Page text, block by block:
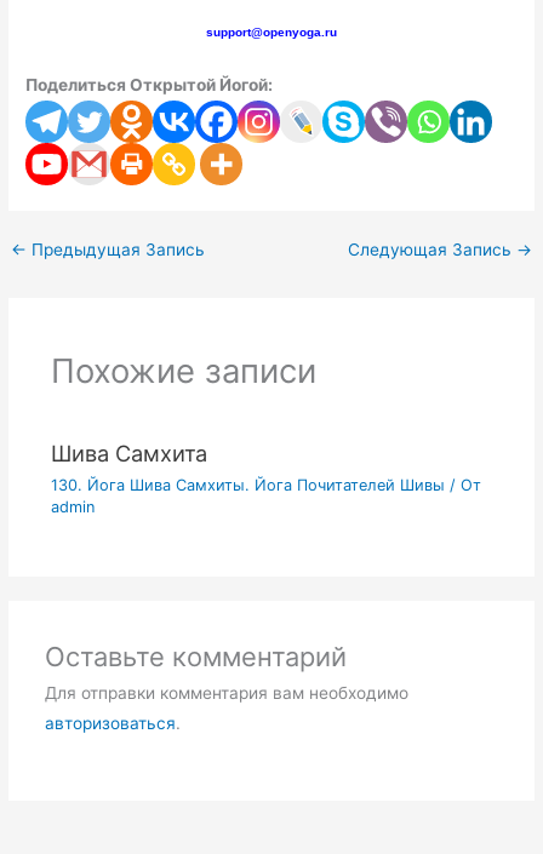
support@openyoga.ru
Поделиться Открытой Йогой:
← Предыдущая Запись Следующая Запись →
Похожие записи
Шива Самхита
130. Йога Шива Самхиты. Йога Почитателей Шивы / От
admin
Оставьте комментарий
Для отправки комментария вам необходимо
авторизоваться.